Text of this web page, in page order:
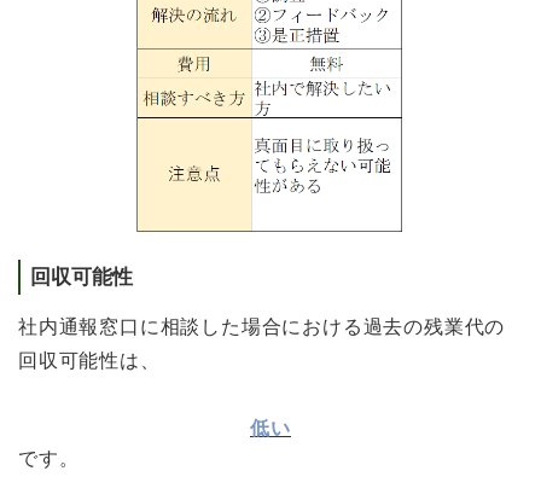
回収可能性
社内通報窓口に相談した場合における過去の残業代の
回収可能性は、
低い
です。